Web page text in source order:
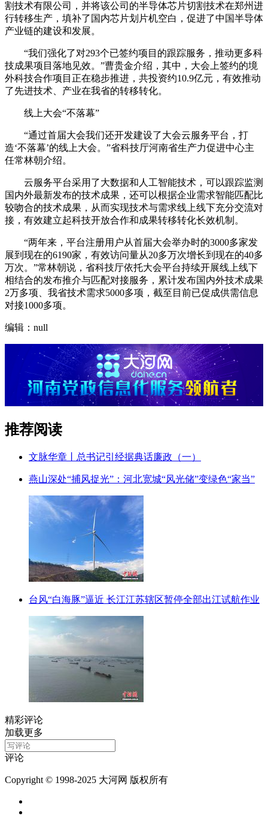
割技术有限公司，并将该公司的半导体芯片切割技术在郑州进
行转移生产，填补了国内芯片划片机空白，促进了中国半导体
产业链的建设和发展。
“我们强化了对293个已签约项目的跟踪服务，推动更多科
技成果项目落地见效。”曹贵金介绍，其中，大会上签约的境
外科技合作项目正在稳步推进，共投资约10.9亿元，有效推动
了先进技术、产业在我省的转移转化。
线上大会“不落幕”
“通过首届大会我们还开发建设了大会云服务平台，打
造‘不落幕’的线上大会。”省科技厅河南省生产力促进中心主
任常林朝介绍。
云服务平台采用了大数据和人工智能技术，可以跟踪监测
国内外最新发布的技术成果，还可以根据企业需求智能匹配比
较吻合的技术成果，从而实现技术与需求线上线下充分交流对
接，有效建立起科技开放合作和成果转移转化长效机制。
“两年来，平台注册用户从首届大会举办时的3000多家发
展到现在的6190家，有效访问量从20多万次增长到现在的40多
万次。”常林朝说，省科技厅依托大会平台持续开展线上线下
相结合的发布推介与匹配对接服务，累计发布国内外技术成果
2万多项、我省技术需求5000多项，截至目前已促成供需信息
对接1000多项。
编辑：null
推荐阅读
文脉华章丨总书记引经据典话廉政（一）
燕山深处“捕风捉光”：河北宽城“风光储”变绿色“家当”
台风“白海豚”逼近 长江江苏辖区暂停全部出江试航作业
精彩评论
加载更多
评论
Copyright © 1998-2025 大河网 版权所有